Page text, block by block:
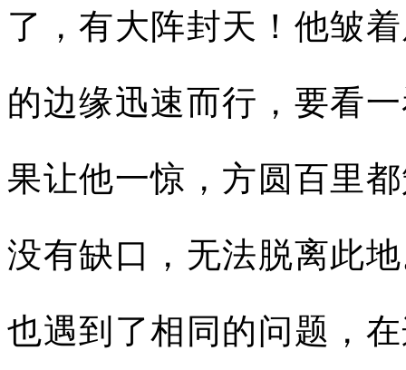
了，有大阵封天！他皱
的边缘迅速而行，要看
果让他一惊，方圆百里
没有缺口，无法脱离此
也遇到了相同的问题，